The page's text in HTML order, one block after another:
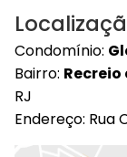
Condomínio:
Bairro:
RJ
Endereço: Rua